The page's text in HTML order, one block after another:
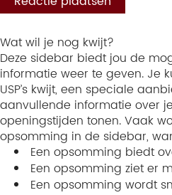
Wat wil je nog kwijt?
Deze sidebar biedt jou de
informatie weer te geven. Je
USP’s kwijt, een speciale
aanvullende informatie over
openingstijden tonen. Vaak
opsomming in de sidebar,
Een opsomming biedt
Een opsomming ziet er
Een opsomming wordt